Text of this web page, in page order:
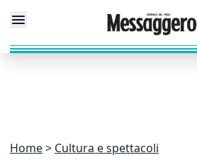
Home Cultura e spettacoli